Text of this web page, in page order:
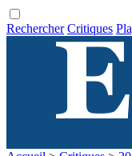
Rechercher Critiques